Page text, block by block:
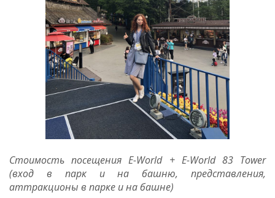
Стоимость посещения E-World + E-World 83 Tower
(вход в парк и на башню, представления,
аттракционы в парке и на башне)